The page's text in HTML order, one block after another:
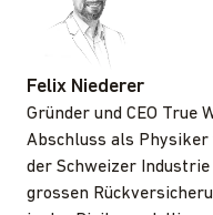
Felix Niederer
Gründer und CEO True
Abschluss als
der Schweizer
grossen